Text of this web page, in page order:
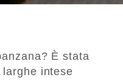
È stata
intese